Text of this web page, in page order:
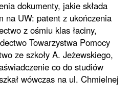
dokumenty, jakie składa
na UW: patent z ukończenia
z ośmiu klas łaciny,
Towarzystwa Pomocy
ze szkoły A. Jeżewskiego,
co do studiów
wówczas na ul. Chmielnej